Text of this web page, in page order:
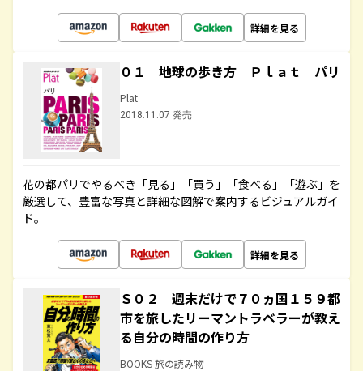
詳細を見る
０１ 地球の歩き方 Ｐｌａｔ パリ
Plat
2018.11.07 発売
花の都パリでやるべき「見る」「買う」「食べる」「遊ぶ」を
厳選して、豊富な写真と詳細な図解で案内するビジュアルガイ
ド。
詳細を見る
Ｓ０２ 週末だけで７０ヵ国１５９都
市を旅したリーマントラベラーが教え
る自分の時間の作り方
BOOKS 旅の読み物